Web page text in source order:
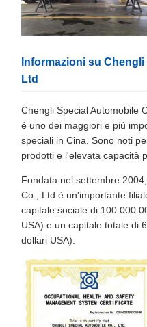
Informazioni su
Ltd
Chengli Special Automobile
è uno dei maggiori e più
speciali in Cina. Sono noti
prodotti e l'elevata capacità
Fondata nel settembre
Co., Ltd è un'importante
capitale sociale di
USA) e un capitale totale di
dollari USA).